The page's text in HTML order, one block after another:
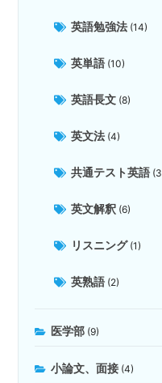
英語勉強法 (14)
英単語 (10)
英語長文 (8)
英文法 (4)
共通テスト英語
英文解釈 (6)
リスニング(1)
英熟語 (2)
医学部 (9)
小論文、面接 (4)